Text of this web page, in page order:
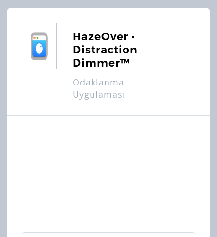
HazeOver •
Distraction
Dimmer™
Odaklanma
Uygulaması